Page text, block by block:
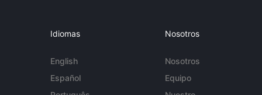
Idiomas
English
Español
Nosotros
Nosotros
Equipo